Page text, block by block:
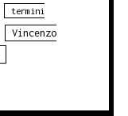
termini
Vincenzo